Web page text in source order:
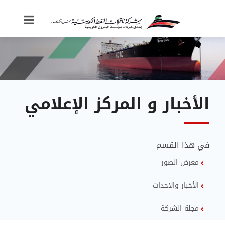
الأخبار و المركز الإعلامي
في هذا القسم
معرض الصور
الأخبار والاحداث
مجلة الشركة